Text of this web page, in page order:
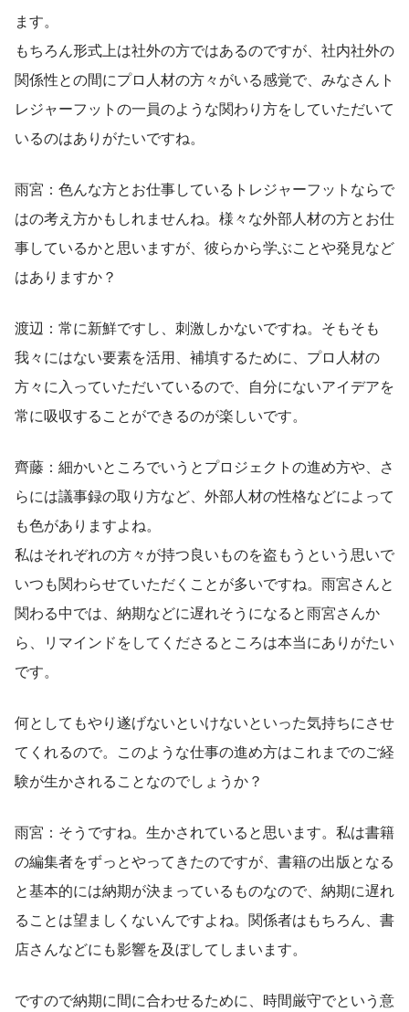
ます。
もちろん形式上は社外の方ではあるのですが、社内社外の
関係性との間にプロ人材の方々がいる感覚で、みなさんト
レジャーフットの一員のような関わり方をしていただいて
いるのはありがたいですね。
雨宮：色んな方とお仕事しているトレジャーフットならで
はの考え方かもしれませんね。様々な外部人材の方とお仕
事しているかと思いますが、彼らから学ぶことや発見など
はありますか？
渡辺：常に新鮮ですし、刺激しかないですね。そもそも
我々にはない要素を活用、補填するために、プロ人材の
方々に入っていただいているので、自分にないアイデアを
常に吸収することができるのが楽しいです。
齊藤：細かいところでいうとプロジェクトの進め方や、さ
らには議事録の取り方など、外部人材の性格などによって
も色がありますよね。
私はそれぞれの方々が持つ良いものを盗もうという思いで
いつも関わらせていただくことが多いですね。雨宮さんと
関わる中では、納期などに遅れそうになると雨宮さんか
ら、リマインドをしてくださるところは本当にありがたい
です。
何としてもやり遂げないといけないといった気持ちにさせ
てくれるので。このような仕事の進め方はこれまでのご経
験が生かされることなのでしょうか？
雨宮：そうですね。生かされていると思います。私は書籍
の編集者をずっとやってきたのですが、書籍の出版となる
と基本的には納期が決まっているものなので、納期に遅れ
ることは望ましくないんですよね。関係者はもちろん、書
店さんなどにも影響を及ぼしてしまいます。
ですので納期に間に合わせるために、時間厳守でという意